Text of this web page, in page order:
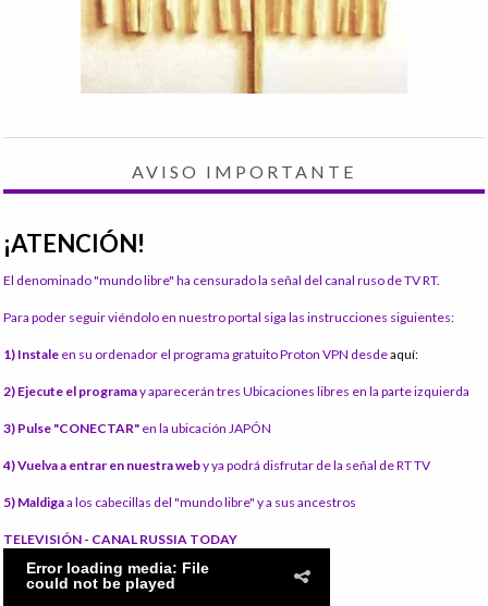
AVISO IMPORTANTE
¡ATENCIÓN!
El denominado "mundo libre" ha censurado la señal del canal ruso de TV RT.
Para poder seguir viéndolo en nuestro portal siga las instrucciones siguientes:
1) Instale en su ordenador el programa gratuito Proton VPN desdeaquí:
2) Ejecute el programay aparecerán tres Ubicaciones libres en la parte izquierda
3) Pulse "CONECTAR" en la ubicación JAPÓN
4) Vuelva a entrar en nuestra weby ya podrá disfrutar de la señal de RT TV
5) Maldigaa los cabecillas del "mundo libre" y a sus ancestros
TELEVISIÓN - CANAL RUSSIA TODAY